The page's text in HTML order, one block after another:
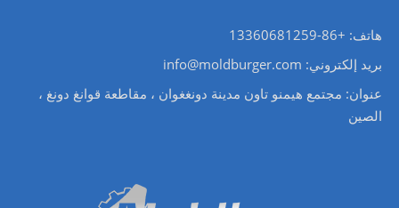
هاتف: +86-13360681259
بريد إلكتروني: info@moldburger.com
عنوان: مجتمع هيمنو تاون مدينة دونغغوان ، مقاطعة قوانغ دونغ ،
الصين